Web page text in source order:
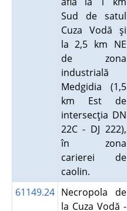
Sud de satul
Cuza Vodă şi
la 2,5 km NE
de zona
industrială
Medgidia (1,5
km Est de
intersecţia DN
22C - DJ 222),
în zona
carierei de
caolin.
61149.24 Necropola de
la Cuza Vodă -